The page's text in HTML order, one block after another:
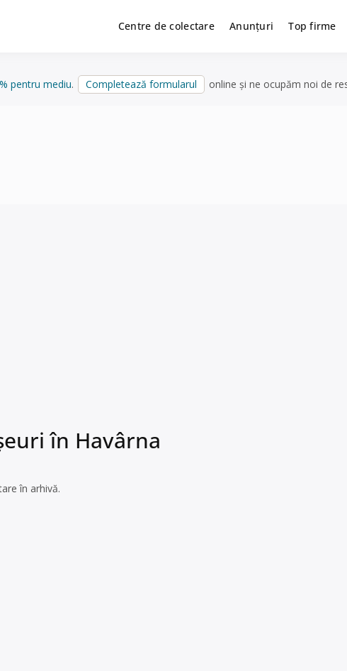
Centre de colectare Anunțuri Top firme
pentru mediu. Completează formularul online și ne ocupăm noi de
în Havârna
în arhivă.